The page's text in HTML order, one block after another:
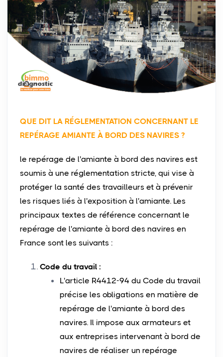
QUE DIT LA RÉGLEMENTATION CONCERNANT LE
REPÉRAGE AMIANTE À BORD DES NAVIRES ?
le repérage de l'amiante à bord des navires est
soumis à une réglementation stricte, qui vise à
protéger la santé des travailleurs et à prévenir
les risques liés à l'exposition à l'amiante. Les
principaux textes de référence concernant le
repérage de l'amiante à bord des navires en
France sont les suivants :
Code du travail :
L'article R4412-94 du Code du travail
précise les obligations en matière de
repérage de l'amiante à bord des
navires. Il impose aux armateurs et
aux entreprises intervenant à bord de
navires de réaliser un repérage